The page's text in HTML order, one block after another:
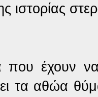
ιστορίας
έχουν να
τα αθώα